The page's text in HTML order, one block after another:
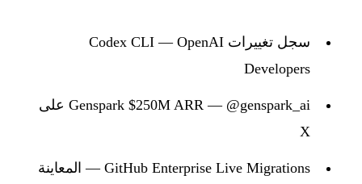
سجل تغييرات Codex CLI — OpenAI
Developers
Genspark $250M ARR — @genspark_ai على
X
GitHub Enterprise Live Migrations — المعاينة